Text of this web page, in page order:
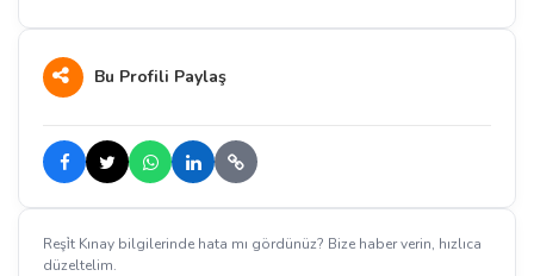
Bu Profili Paylaş
Reşi̇t Kınay bilgilerinde hata mı gördünüz? Bize haber verin, hızlıca
düzeltelim.